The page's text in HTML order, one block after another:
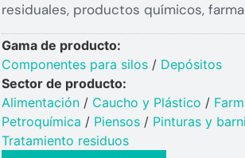
residuales, productos químicos,
Gama de producto:
Componentes para silos/ Depósitos
Sector de producto:
Alimentación/ Caucho y Plástico​ /
Petroquímica​ / Piensos/ Pinturas y
Tratamiento residuos